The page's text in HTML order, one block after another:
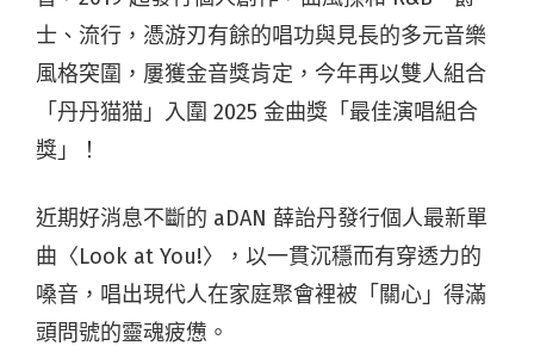
士、流行，憑游刃有餘的唱功與見長的多元音樂
風格突圍，屢獲金音獎肯定，今年再以雙人組合
「丹丹猫猫」入圍 2025 金曲獎「最佳演唱組合
獎」！
近期好消息不斷的 aDAN 薛詒丹發行個人最新單
曲〈Look at You!〉，以一貫沉穩而有穿透力的
嗓音，唱出現代人在家庭聚會裡被「關心」得滿
頭問號的靈魂疲憊。